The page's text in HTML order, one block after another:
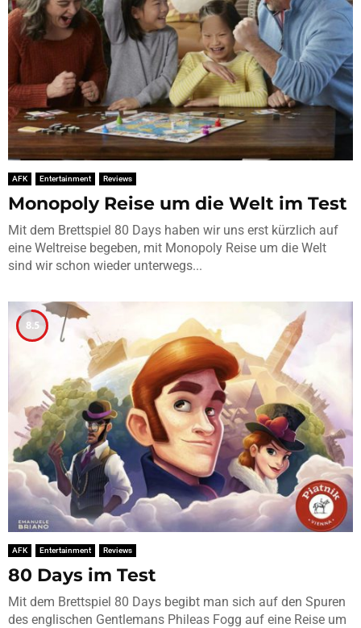
AFK Entertainment Reviews
Monopoly Reise um die Welt im Test
Mit dem Brettspiel 80 Days haben wir uns erst kürzlich auf
eine Weltreise begeben, mit Monopoly Reise um die Welt
sind wir schon wieder unterwegs...
8.5
AFK Entertainment Reviews
80 Days im Test
Mit dem Brettspiel 80 Days begibt man sich auf den Spuren
des englischen Gentlemans Phileas Fogg auf eine Reise um